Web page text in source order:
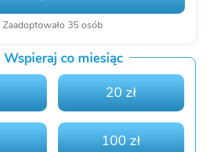
Zaadoptowało 35 osób
Wspieraj co miesiąc
20 zł
100 zł